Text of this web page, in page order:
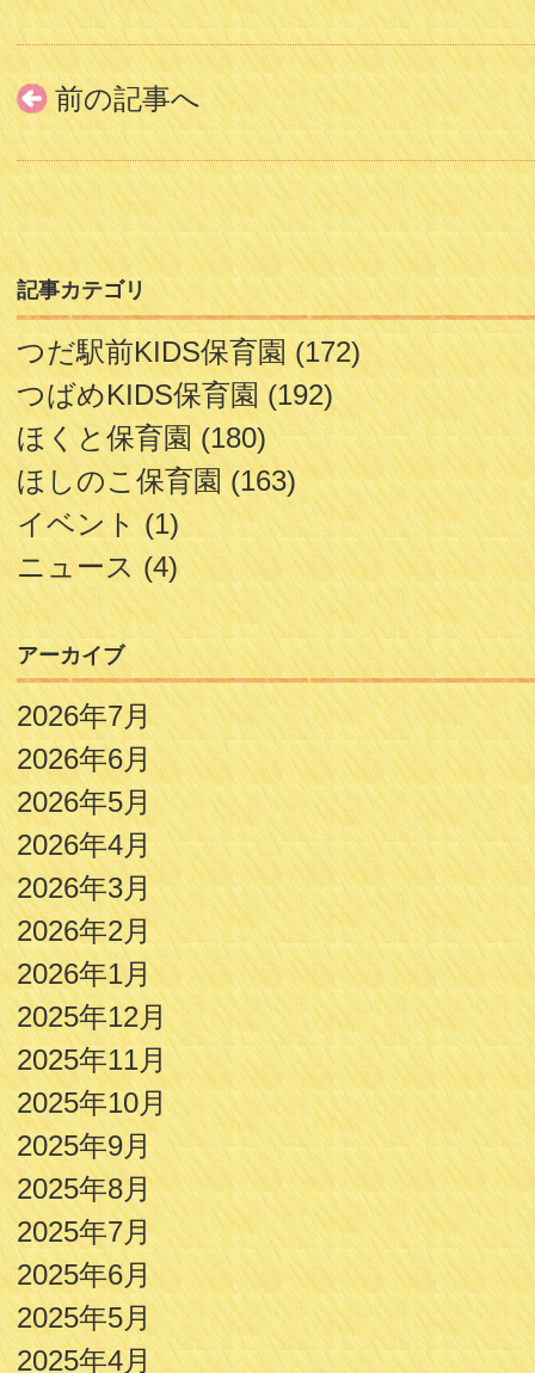
前の記事へ
記事カテゴリ
つだ駅前KIDS保育園(172)
つばめKIDS保育園(192)
ほくと保育園(180)
ほしのこ保育園(163)
イベント(1)
ニュース(4)
アーカイブ
2026年7月
2026年6月
2026年5月
2026年4月
2026年3月
2026年2月
2026年1月
2025年12月
2025年11月
2025年10月
2025年9月
2025年8月
2025年7月
2025年6月
2025年5月
2025年4月